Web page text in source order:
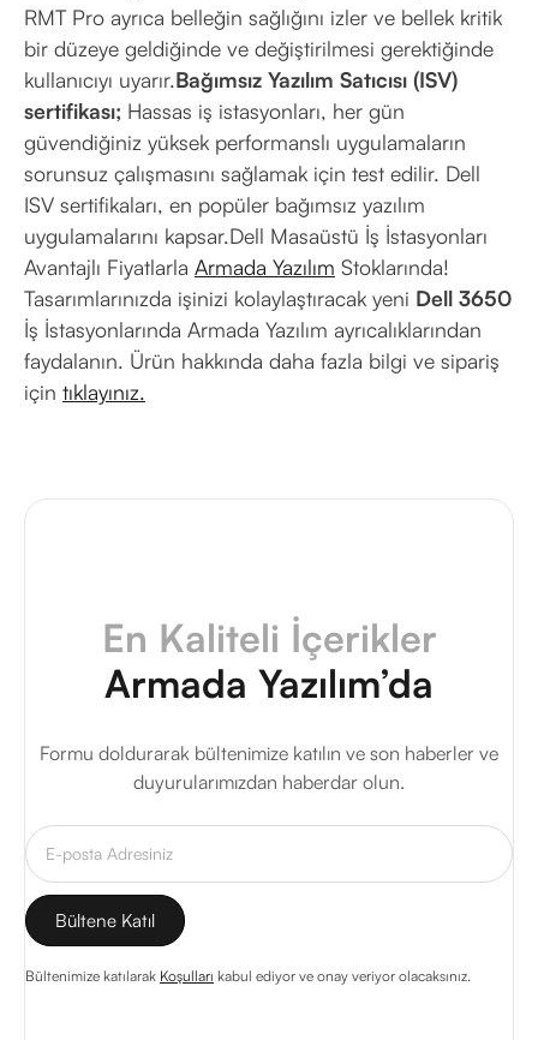
RMT Pro ayrıca belleğin sağlığını izler ve bellek kritik
bir düzeye geldiğinde ve değiştirilmesi gerektiğinde
kullanıcıyı uyarır.Bağımsız Yazılım Satıcısı (ISV)
sertifikası; Hassas iş istasyonları, her gün
güvendiğiniz yüksek performanslı uygulamaların
sorunsuz çalışmasını sağlamak için test edilir. Dell
ISV sertifikaları, en popüler bağımsız yazılım
uygulamalarını kapsar.Dell Masaüstü İş İstasyonları
Avantajlı Fiyatlarla Armada Yazılım Stoklarında!
Tasarımlarınızda işinizi kolaylaştıracak yeni Dell 3650
İş İstasyonlarında Armada Yazılım ayrıcalıklarından
faydalanın. Ürün hakkında daha fazla bilgi ve sipariş
için tıklayınız.
En Kaliteli İçerikler
Armada Yazılım’da
Formu doldurarak bültenimize katılın ve son haberler ve
duyurularımızdan haberdar olun.
Bültenimize katılarak Koşulları kabul ediyor ve onay veriyor olacaksınız.